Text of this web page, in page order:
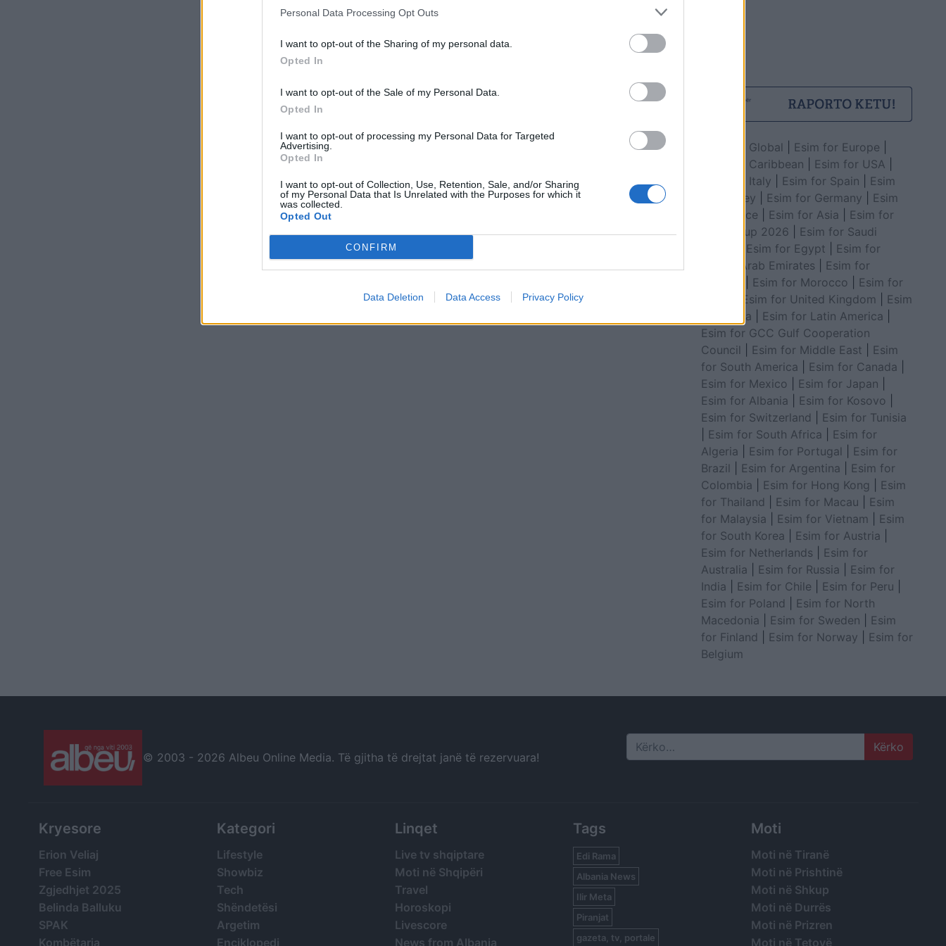
Personal Data Processing Opt Outs
I want to opt-out of the Sharing of my personal data.
Opted In
I want to opt-out of the Sale of my Personal Data.
Opted In
I want to opt-out of processing my Personal Data for Targeted
Advertising.
Opted In
I want to opt-out of Collection, Use, Retention, Sale, and/or Sharing
of my Personal Data that Is Unrelated with the Purposes for which it
was collected.
Opted Out
CONFIRM
Data Deletion Data Access Privacy Policy
Esim for Global Esim for Europe
Esim for Caribbean
Esim for USA
Esim for Italy
Esim for Spain
Esim
for Turkey
Esim for Germany
Esim
for Greece
Esim for Asia
Esim for
World Cup 2026
Esim for Saudi
Esim for Egypt
Esim for
United Arab Emirates
Esim for
Esim for Morocco
Esim for
Esim for United Kingdom
Esim
for Africa
Esim for Latin America
Esim for GCC Gulf Cooperation
Council
Esim for Middle East
Esim
for South America
Esim for Canada
Esim for Mexico
Esim for Japan
Esim for Albania
Esim for Kosovo
Esim for Switzerland
Esim for Tunisia
Esim for South Africa
Esim for
Algeria
Esim for Portugal
Esim for
Brazil
Esim for Argentina
Esim for
Colombia
Esim for Hong Kong
Esim
for Thailand
Esim for Macau
Esim
for Malaysia
Esim for Vietnam
Esim
for South Korea
Esim for Austria
Esim for Netherlands
Esim for
Australia
Esim for Russia
Esim for
India
Esim for Chile Esim for Peru
Esim for Poland
Esim for North
Macedonia
Esim for Sweden
Esim
for Finland
Esim for Norway
Esim for
Belgium
© 2003 - 2026 Albeu Online Media. Të gjitha të drejtat janë të rezervuara! Search
Kryesore
Erion Veliaj
Free Esim
Zgjedhjet 2025
Belinda Balluku
SPAK
Kombëtarja
Kategori
Lifestyle
Showbiz
Tech
Shëndetësi
Argetim
Enciklopedi
Linqet
Live tv shqiptare
Moti në Shqipëri
Travel
Horoskopi
Livescore
News from Albania
Tags
Edi Rama
Albania News
Ilir Meta
Piranjat
gazeta, tv, portale
Moti
Moti në Tiranë
Moti në Prishtinë
Moti në Shkup
Moti në Durrës
Moti në Prizren
Moti në Tetovë